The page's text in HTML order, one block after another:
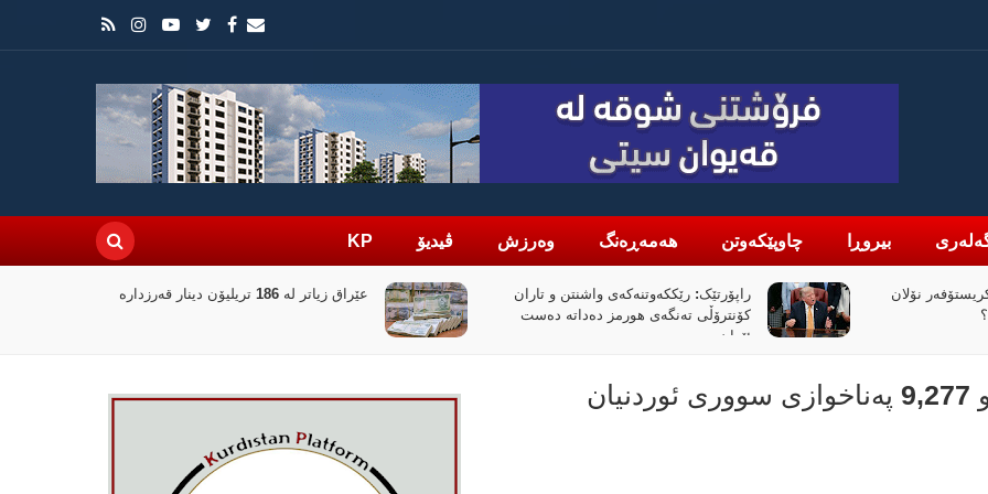
بیروڕا چاوپێکەوتن هەمەڕەنگ وەرزش ڤیدیۆ KP
نۆلان
راپۆرتێک: رێککەوتنەکەی واشنتن و تاران
کۆنترۆڵی تەنگەی هورمز دەداتە دەست
ئێران
عێراق زیاتر لە 186 تریلیۆن دینار قەرزدارە
نەتەوە یەکگرتووەکان: ساڵی رابردوو 9,277 پەناخوازی سووری ئوردنیان